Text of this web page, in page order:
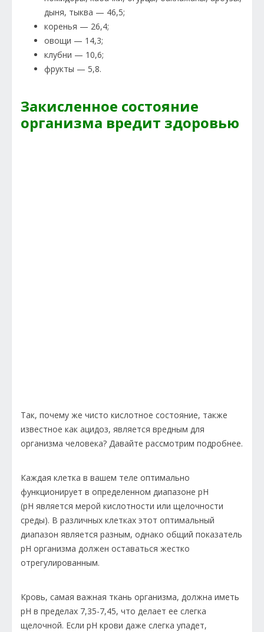
дыня, тыква — 46,5;
коренья — 26,4;
овощи — 14,3;
клубни — 10,6;
фрукты — 5,8.
Закисленное состояние
организма вредит здоровью
Так, почему же чисто кислотное состояние, также
известное как ацидоз, является вредным для
организма человека? Давайте рассмотрим подробнее.
Каждая клетка в вашем теле оптимально
функционирует в определенном диапазоне pH
(pH является мерой кислотности или щелочности
среды). В различных клетках этот оптимальный
диапазон является разным, однако общий показатель
pH организма должен оставаться жестко
отрегулированным.
Кровь, самая важная ткань организма, должна иметь
pH в пределах 7,35-7,45, что делает ее слегка
щелочной. Если pH крови даже слегка упадет,